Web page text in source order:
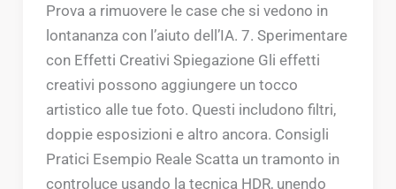
Prova a rimuovere le case che si vedono in
lontananza con l’aiuto dell’IA. 7. Sperimentare
con Effetti Creativi Spiegazione Gli effetti
creativi possono aggiungere un tocco
artistico alle tue foto. Questi includono filtri,
doppie esposizioni e altro ancora. Consigli
Pratici Esempio Reale Scatta un tramonto in
controluce usando la tecnica HDR, unendo